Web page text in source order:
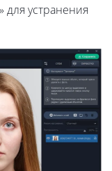
для устранения